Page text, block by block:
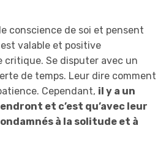
conscience de soi et pensent
valable et positive
critique. Se disputer avec un
de temps. Leur dire comment
Cependant, il y a un
et c’est qu’avec leur
à la solitude et à